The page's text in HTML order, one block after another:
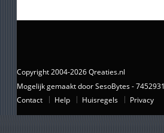
Copyright 2004-2026 Qreaties.nl
Mogelijk gemaakt door SesoBytes -
Contact
Help Huisregels Privacy